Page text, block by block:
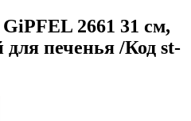
2661 31 см,
печенья /Код st-